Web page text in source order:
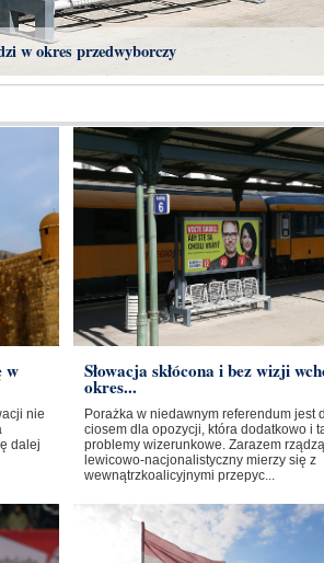
w okres przedwyborczy
w
nie
dalej
Słowacja skłócona i bez wizji
okres...
Porażka w niedawnym referendum jest
ciosem dla opozycji, która dodatkowo i
problemy wizerunkowe. Zarazem
lewicowo-nacjonalistyczny mierzy się z
wewnątrzkoalicyjnymi przepyc...